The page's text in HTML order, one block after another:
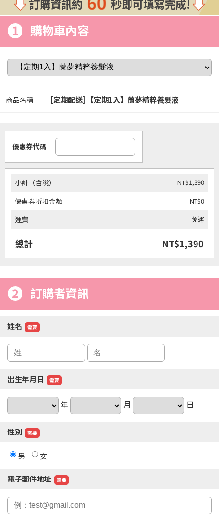
訂購資訊約 秒即可填寫完成!
1 購物車內容
商品名稱 [定期配送] 【定期1入】蘭夢精粹養髮液
優惠券代碼
小計（含稅） NT$1,390
優惠券折扣金額 NT$0
運費 免運
總計 NT$1,390
2 訂購者資訊
姓名 需要
出生年月日 需要
年 月 日
性別 需要
男 女
電子郵件地址 需要